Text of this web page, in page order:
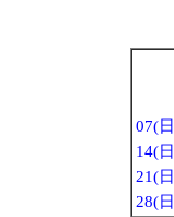
07(
14(
21(
28(